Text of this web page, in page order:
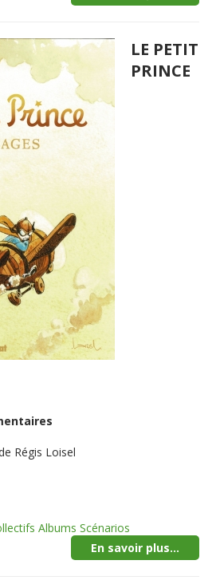
LE PETIT
PRINCE
Régis Loisel
Albums Scénarios
En savoir plus...